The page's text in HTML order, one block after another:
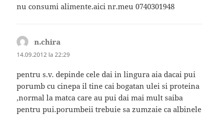
nu consumi alimente.aici nr.meu 0740301948
n.chira
14.09.2012 la 22:29
pentru s.v. depinde cele dai in lingura aia dacai pui
porumb cu cinepa il tine cai bogatan ulei si proteina
,normal la matca care au pui dai mai mult saiba
pentru pui.porumbeii trebuie sa zumzaie ca albinele